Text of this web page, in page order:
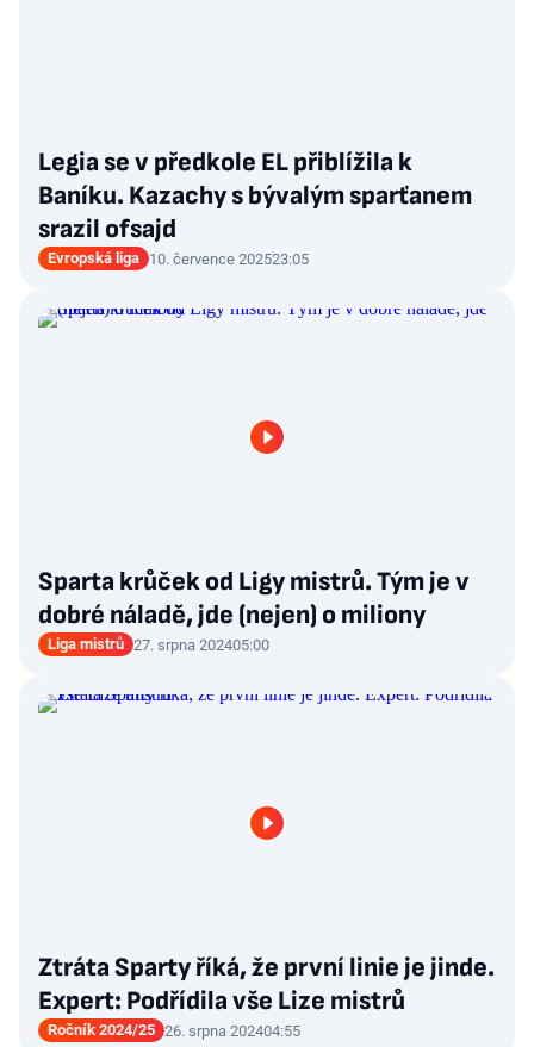
Legia se v předkole EL přiblížila k
Baníku. Kazachy s bývalým sparťanem
srazil ofsajd
Evropská liga 10. července 202523:05
Sparta krůček od Ligy mistrů. Tým je v
dobré náladě, jde (nejen) o miliony
Liga mistrů 27. srpna 202405:00
Ztráta Sparty říká, že první linie je jinde.
Expert: Podřídila vše Lize mistrů
Ročník 2024/25 26. srpna 202404:55